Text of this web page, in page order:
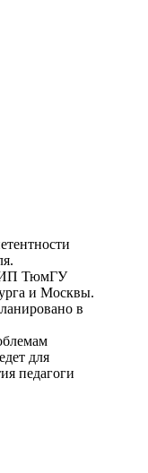
ТюмГУ
и Москвы.
в
для
педагоги